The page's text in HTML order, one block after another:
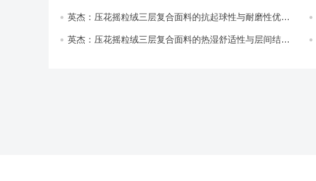
英杰：压花摇粒绒三层复合面料的抗起球性与耐磨性优化
英杰：压花摇粒绒三层复合面料的热湿舒适性与层间结合